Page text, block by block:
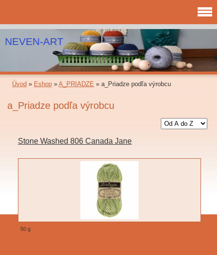
NEVEN-ART
Úvod » Eshop » A_PRIADZE » a_Priadze podľa výrobcu
a_Priadze podľa výrobcu
Stone Washed 806 Canada Jane
50 g